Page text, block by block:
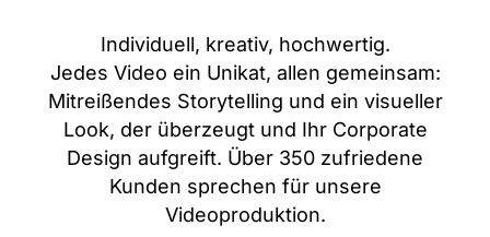
Individuell, kreativ, hochwertig.
Jedes Video ein Unikat, allen gemeinsam:
Mitreißendes Storytelling und ein visueller
Look, der überzeugt und Ihr Corporate
Design aufgreift. Über 350 zufriedene
Kunden sprechen für unsere
Videoproduktion.